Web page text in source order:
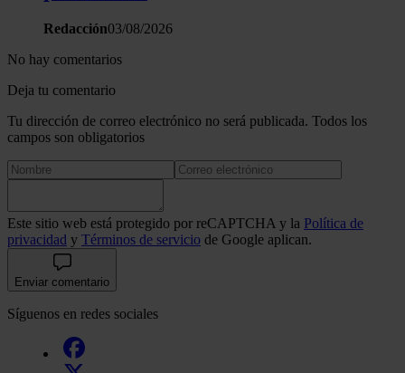
Redacción03/08/2026
No hay comentarios
Deja tu comentario
Tu dirección de correo electrónico no será publicada. Todos los
campos son obligatorios
Este sitio web está protegido por reCAPTCHA y la Política de
privacidad y Términos de servicio de Google aplican.
Enviar comentario
Síguenos en redes sociales